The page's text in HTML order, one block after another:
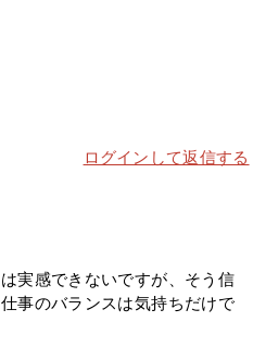
ログインして返信する
実感できないですが、そう信
事のバランスは気持ちだけで